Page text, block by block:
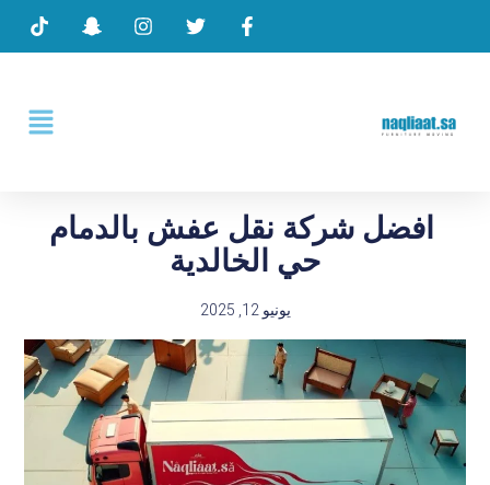
افضل شركة نقل عفش بالدمام
حي الخالدية
يونيو 12, 2025